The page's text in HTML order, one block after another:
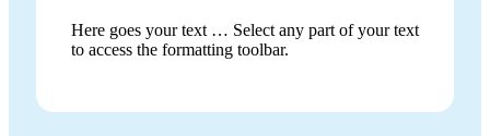
Here goes your text … Select any part of your text
to access the formatting toolbar.